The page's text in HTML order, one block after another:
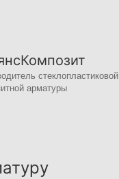
стеклопластиковой
арматуры